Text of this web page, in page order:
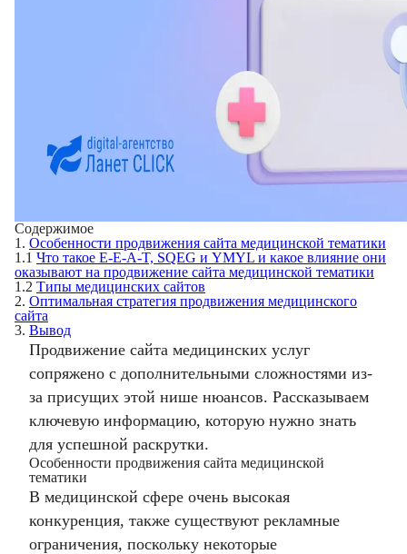
Содержимое
1. Особенности продвижения сайта медицинской тематики
1.1 Что такое E-E-A-T, SQEG и YMYL и какое влияние они
оказывают на продвижение сайта медицинской тематики
1.2 Типы медицинских сайтов
2. Оптимальная стратегия продвижения медицинского
сайта
3. Вывод
Продвижение сайта медицинских услуг
сопряжено с дополнительными сложностями из-
за присущих этой нише нюансов. Рассказываем
ключевую информацию, которую нужно знать
для успешной раскрутки.
Особенности продвижения сайта медицинской
тематики
В медицинской сфере очень высокая
конкуренция, также существуют рекламные
ограничения, поскольку некоторые